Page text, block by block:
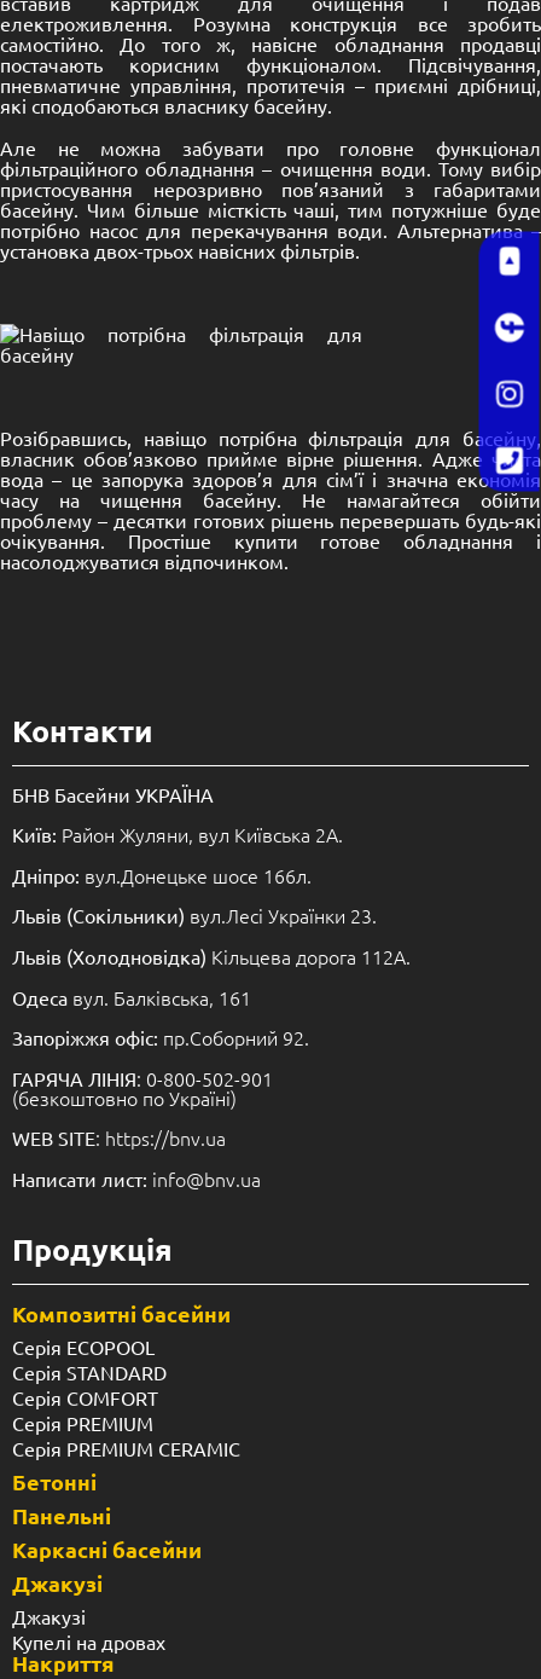
електроживлення. Розумна конструкція все зробить
самостійно. До того ж, навісне обладнання продавці
постачають корисним функціоналом. Підсвічування,
пневматичне управління, протитечія – приємні дрібниці,
які сподобаються власнику басейну.
Але не можна забувати про головне функціонал
фільтраційного обладнання – очищення води. Тому вибір
пристосування нерозривно пов’язаний з габаритами
басейну. Чим більше місткість чаші, тим потужніше буде
потрібно насос для перекачування води. Альтернатива –
установка двох-трьох навісних фільтрів.
Розібравшись, навіщо потрібна фільтрація для басейну,
власник обов’язково прийме вірне рішення. Адже чиста
вода – це запорука здоров’я для сім’ї і значна економія
часу на чищення басейну. Не намагайтеся обійти
проблему – десятки готових рішень перевершать будь-які
очікування. Простіше купити готове обладнання і
насолоджуватися відпочинком.
Контакти
БНВ Басейни УКРАЇНА
Київ: Район Жуляни, вул Київська 2А.
Дніпро: вул.Донецьке шосе 166л.
Львів (Сокільники) вул.Лесі Українки 23.
Львів (Холодновідка) Кільцева дорога 112А.
Одеса вул. Балківська, 161
Запоріжжя офіс: пр.Соборний 92.
ГАРЯЧА ЛІНІЯ: 0-800-502-901
(безкоштовно по Україні)
WEB SITE: https://bnv.ua
Написати лист: info@bnv.ua
Продукція
Композитні басейни
Серія ECOPOOL
Серія STANDARD
Серія COMFORT
Серія PREMIUM
Серія PREMIUM CERAMIC
Бетонні
Панельні
Каркасні басейни
Джакузі
Джакузі
Купелі на дровах
Накриття